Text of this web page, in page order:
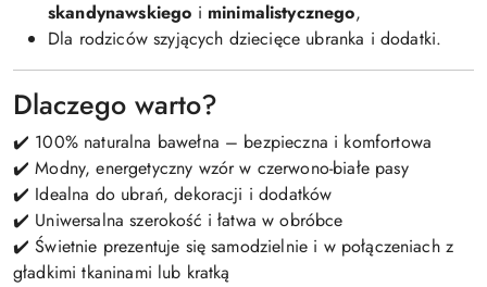
skandynawskiego i minimalistycznego,
Dla rodziców szyjących dziecięce ubranka i dodatki.
Dlaczego warto?
✔️ 100% naturalna bawełna – bezpieczna i komfortowa
✔️ Modny, energetyczny wzór w czerwono-białe pasy
✔️ Idealna do ubrań, dekoracji i dodatków
✔️ Uniwersalna szerokość i łatwa w obróbce
✔️ Świetnie prezentuje się samodzielnie i w połączeniach z
gładkimi tkaninami lub kratką